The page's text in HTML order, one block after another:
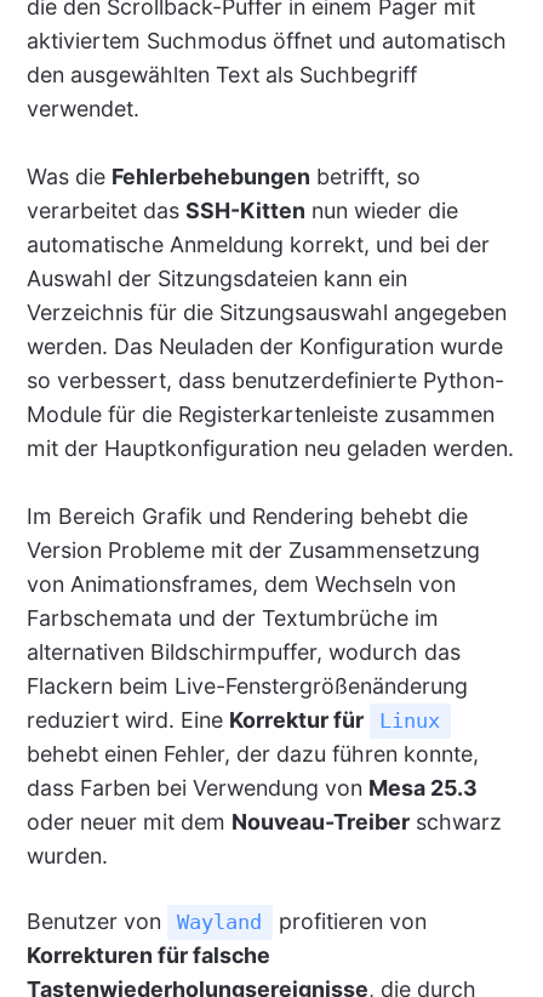
die den Scrollback-Puffer in einem Pager mit
aktiviertem Suchmodus öffnet und automatisch
den ausgewählten Text als Suchbegriff
verwendet.
Was die Fehlerbehebungen betrifft, so
verarbeitet das SSH-Kitten nun wieder die
automatische Anmeldung korrekt, und bei der
Auswahl der Sitzungsdateien kann ein
Verzeichnis für die Sitzungsauswahl angegeben
werden. Das Neuladen der Konfiguration wurde
so verbessert, dass benutzerdefinierte Python-
Module für die Registerkartenleiste zusammen
mit der Hauptkonfiguration neu geladen werden.
Im Bereich Grafik und Rendering behebt die
Version Probleme mit der Zusammensetzung
von Animationsframes, dem Wechseln von
Farbschemata und der Textumbrüche im
alternativen Bildschirmpuffer, wodurch das
Flackern beim Live-Fenstergrößenänderung
reduziert wird. Eine Korrektur für Linux
behebt einen Fehler, der dazu führen konnte,
dass Farben bei Verwendung von Mesa 25.3
oder neuer mit dem Nouveau-Treiberschwarz
wurden.
Benutzer von Wayland
profitieren von
Korrekturen für falsche
Tastenwiederholungsereignisse, die durch